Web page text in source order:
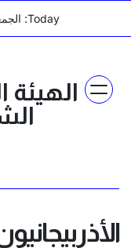
Today: الجمعة, أغسطس 7 2026
الهيئة